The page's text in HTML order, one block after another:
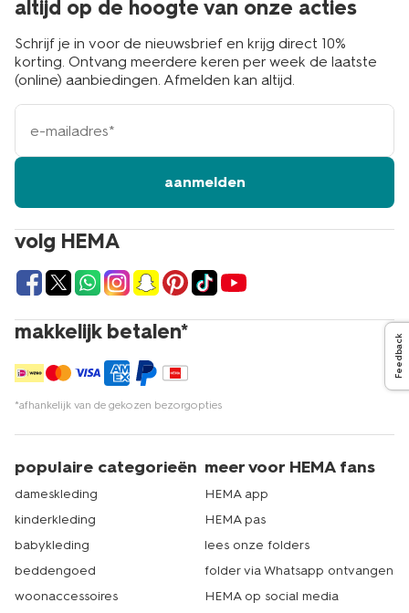
volg HEMA
makkelijk betalen*
*afhankelijk van de gekozen bezorgopties
altijd op de hoogte van onze acties
Schrijf je in voor de nieuwsbrief en krijg direct 10%
korting. Ontvang meerdere keren per week de laatste
(online) aanbiedingen. Afmelden kan altijd.
e-
mailadres
aanmelden
populaire categorieën
dameskleding
kinderkleding
babykleding
beddengoed
woonaccessoires
meer voor HEMA fans
HEMA app
HEMA pas
lees onze folders
folder via Whatsapp ontvangen
HEMA op social media
Feedback